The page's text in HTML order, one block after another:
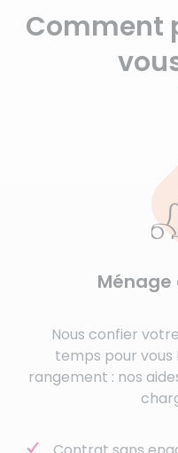
Comment
Nous confier
temps pour vous
rangement : nos